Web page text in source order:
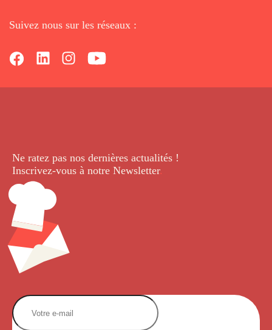
Suivez nous sur les réseaux :
Ne ratez pas nos dernières actualités !
Inscrivez-vous à notre Newsletter.